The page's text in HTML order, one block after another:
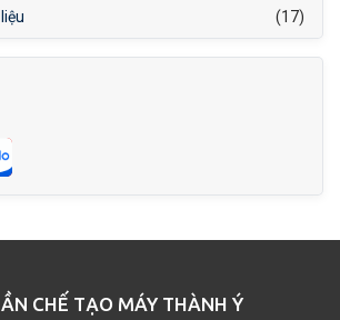
(17)
CHẾ TẠO MÁY THÀNH Ý